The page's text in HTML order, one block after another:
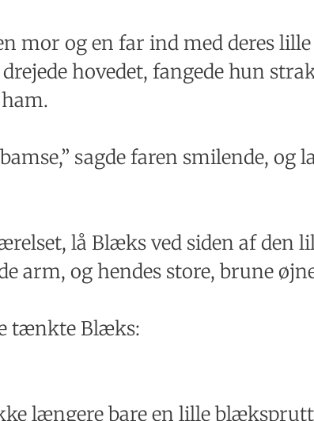
mor og en far ind med deres
hovedet, fangede hun
sagde faren smilende,
lå Blæks ved siden af den
arm, og hendes store, brune
tænkte Blæks:
længere bare en lille